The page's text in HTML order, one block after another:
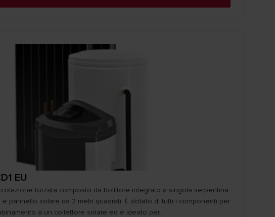
EU
forzata composto da bollitore integrato a singola serpentina
pannello solare da 2 metri quadrati. È dotato di tutti i componenti per
a un collettore solare ed è ideato per...